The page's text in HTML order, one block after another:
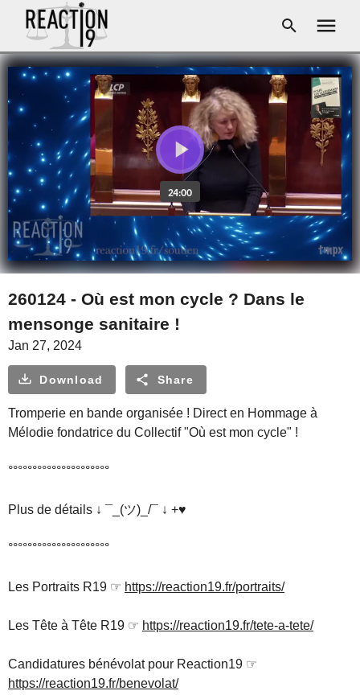
260124 - Où est mon cycle ? Dans le
mensonge sanitaire !
Jan 27, 2024
Download Share
Tromperie en bande organisée ! Direct en Hommage à
Mélodie fondatrice du Collectif "Où est mon cycle" !
°°°°°°°°°°°°°°°°°°°°°
Plus de détails ↓ ¯_(ツ)_/¯ ↓ +♥
°°°°°°°°°°°°°°°°°°°°°
Les Portraits R19 ☞ https://reaction19.fr/portraits/
Les Tête à Tête R19 ☞ https://reaction19.fr/tete-a-tete/
Candidatures bénévolat pour Reaction19 ☞
https://reaction19.fr/benevolat/